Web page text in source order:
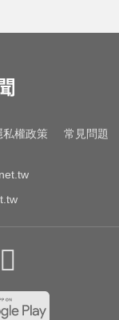
管
神
私權政策 常見問題